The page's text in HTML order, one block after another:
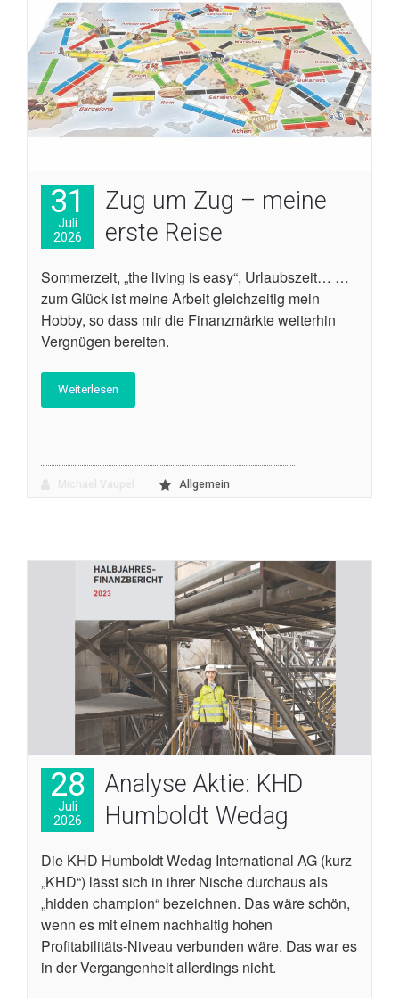
31
Juli
2026
Zug um Zug – meine
erste Reise
Sommerzeit, „the living is easy“, Urlaubszeit… …
zum Glück ist meine Arbeit gleichzeitig mein
Hobby, so dass mir die Finanzmärkte weiterhin
Vergnügen bereiten.
Weiterlesen
Allgemein
28
Juli
2026
Analyse Aktie: KHD
Humboldt Wedag
Die KHD Humboldt Wedag International AG (kurz
„KHD“) lässt sich in ihrer Nische durchaus als
„hidden champion“ bezeichnen. Das wäre schön,
wenn es mit einem nachhaltig hohen
Profitabilitäts-Niveau verbunden wäre. Das war es
in der Vergangenheit allerdings nicht.